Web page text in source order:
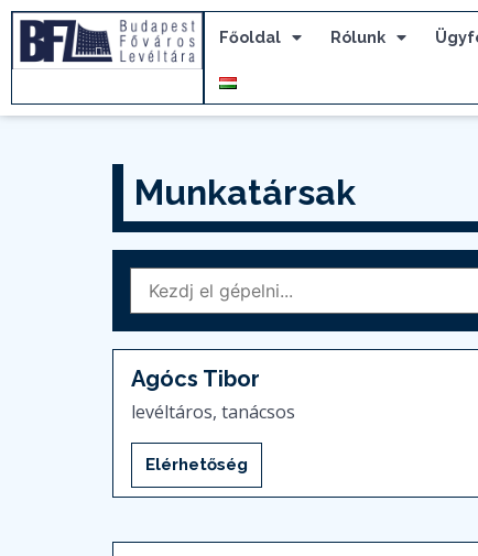
Főoldal Rólunk
Munkatársak
Agócs Tibor
levéltáros, tanácsos
Elérhetőség